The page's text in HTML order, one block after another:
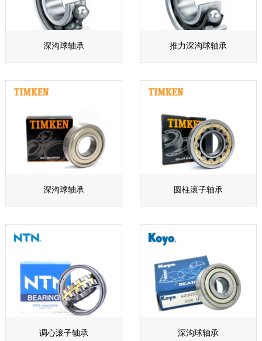
深沟球轴承 推力深沟球轴承
深沟球轴承 圆柱滚子轴承
调心滚子轴承 深沟球轴承